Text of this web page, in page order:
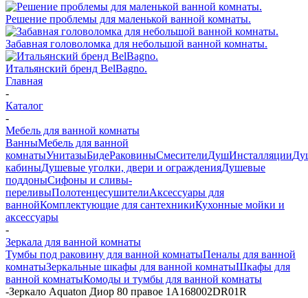
Решение проблемы для маленькой ванной комнаты.
Забавная головоломка для небольшой ванной комнаты.
Итальянский бренд BelBagno.
Главная
-
Каталог
-
Мебель для ванной комнаты
ВанныМебель для ванной
комнатыУнитазыБидеРаковиныСмесителиДушИнсталляции
кабиныДушевые уголки, двери и огражденияДушевые
поддоныСифоны и сливы-
переливыПолотенцесушителиАксессуары для
ваннойКомплектующие для сантехникиКухонные мойки и
аксессуары
-
Зеркала для ванной комнаты
Тумбы под раковину для ванной комнатыПеналы для ванной
комнатыЗеркальные шкафы для ванной комнатыШкафы для
ванной комнатыКомоды и тумбы для ванной комнаты
-Зеркало Aquaton Диор 80 правое 1A168002DR01R